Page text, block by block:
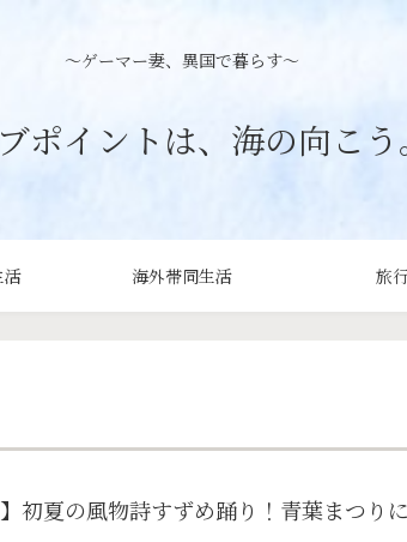
〜ゲーマー妻、異国で暮らす〜
ポイントは、海の向こう
活 海外帯同生活 旅
初夏の風物詩すずめ踊り！青葉まつりに